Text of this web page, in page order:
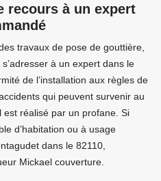
recours à un expert
travaux de pose de gouttière,
à un expert dans le
de l’installation aux règles de
qui peuvent survenir au
est réalisé par un profane. Si
d’habitation ou à usage
dans le 82110,
Mickael couverture.